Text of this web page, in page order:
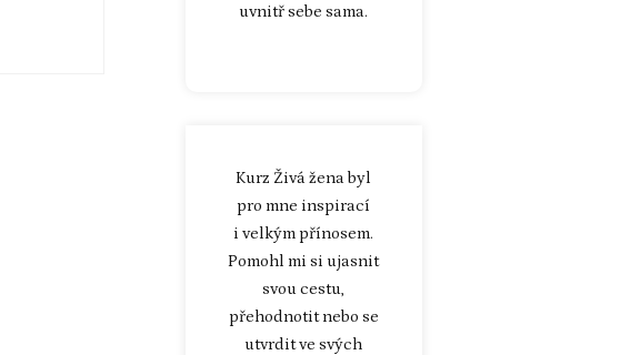
uvnitř sebe sama.
Kurz Živá žena byl
pro mne inspirací
i velkým přínosem.
Pomohl mi si ujasnit
svou cestu,
přehodnotit nebo se
utvrdit ve svých